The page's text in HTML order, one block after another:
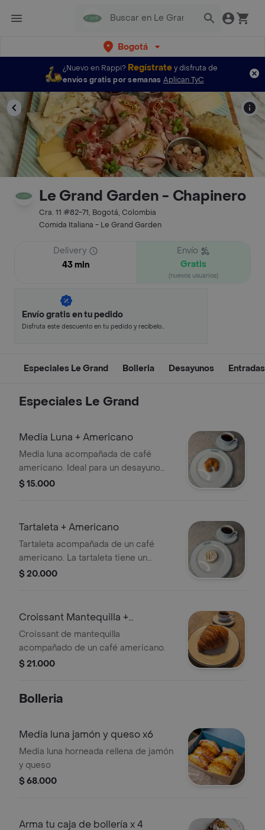
Bogotá
¿Nuevo en Rappi? Regístratey disfruta de
envíos gratis por semanas Aplican TyC
Le Grand Garden - Chapinero
Cra. 11 #82-71, Bogotá, Colombia
Comida Italiana - Le Grand Garden
Delivery
43 min
Envío
Gratis
(nuevos usuarios)
Envío gratis en tu pedido
Disfruta este descuento en tu pedido y recíbelo
Especiales Le Grand Bolleria Desayunos Entradas
Especiales Le Grand
Media Luna + Americano
Media luna acompañada de café
americano. Ideal para un desayuno
ligero.
$ 15.000
Tartaleta + Americano
Tartaleta acompañada de un café
americano. La tartaleta tiene un
glaseado visible en la parte superior.
$ 20.000
Croissant Mantequilla +
Americano
Croissant de mantequilla
acompañado de un café americano.
$ 21.000
Bolleria
Media luna jamón y queso x6
Media luna horneada rellena de jamón
y queso
$ 68.000
Arma tu caja de bollería x 4